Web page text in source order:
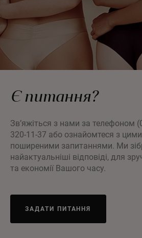
Є питання?
Зв’яжіться з нами за телефоном
320-11-37 або ознайомтеся з цими
поширеними запитаннями. Ми
найактуальніші відповіді, для
та економії Вашого часу.
ЗАДАТИ ПИТАННЯ